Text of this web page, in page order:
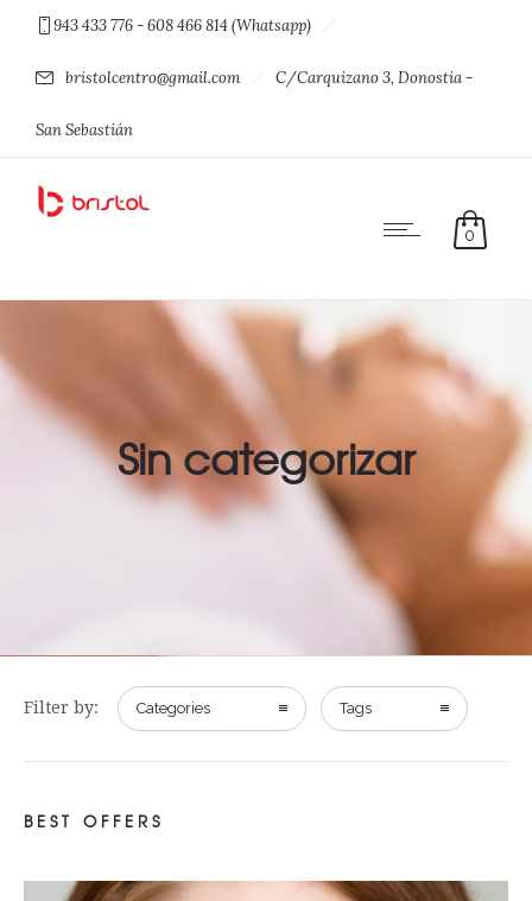
943 433 776 - 608 466 814 (Whatsapp)
bristolcentro@gmail.com C/Carquizano 3, Donostia -
San Sebastián
0
Sin categorizar
Filter by: Categories Tags
BEST OFFERS